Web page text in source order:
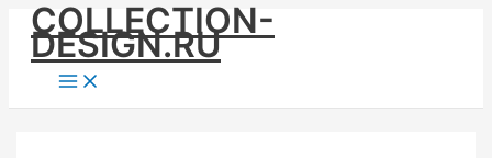
Skip
content
COLLECTION-
DESIGN.RU
Main
Menu